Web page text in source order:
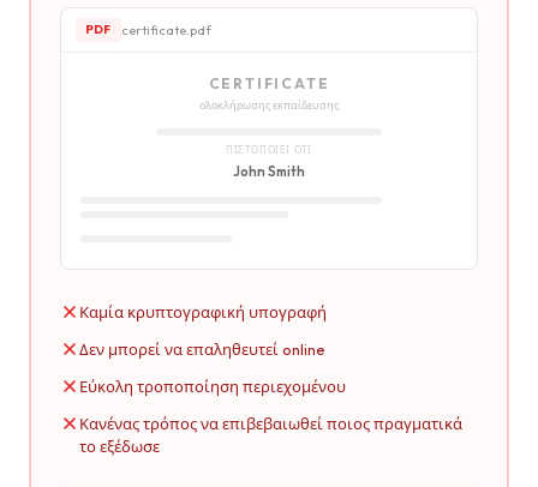
PDF certificate.pdf
CERTIFICATE
ολοκλήρωσης εκπαίδευσης
ΠΙΣΤΟΠΟΙΕΊ ΌΤΙ
John Smith
Καμία κρυπτογραφική υπογραφή
Δεν μπορεί να επαληθευτεί online
Εύκολη τροποποίηση περιεχομένου
Κανένας τρόπος να επιβεβαιωθεί ποιος πραγματικά
το εξέδωσε